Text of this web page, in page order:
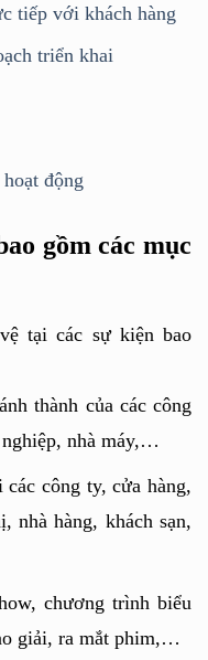
tiếp với khách hàng
triển khai
động
gồm các mục
tại các sự kiện bao
thành của các công
nhà máy,…
công ty, cửa hàng,
nhà hàng, khách sạn,
chương trình biểu
giải, ra mắt phim,…